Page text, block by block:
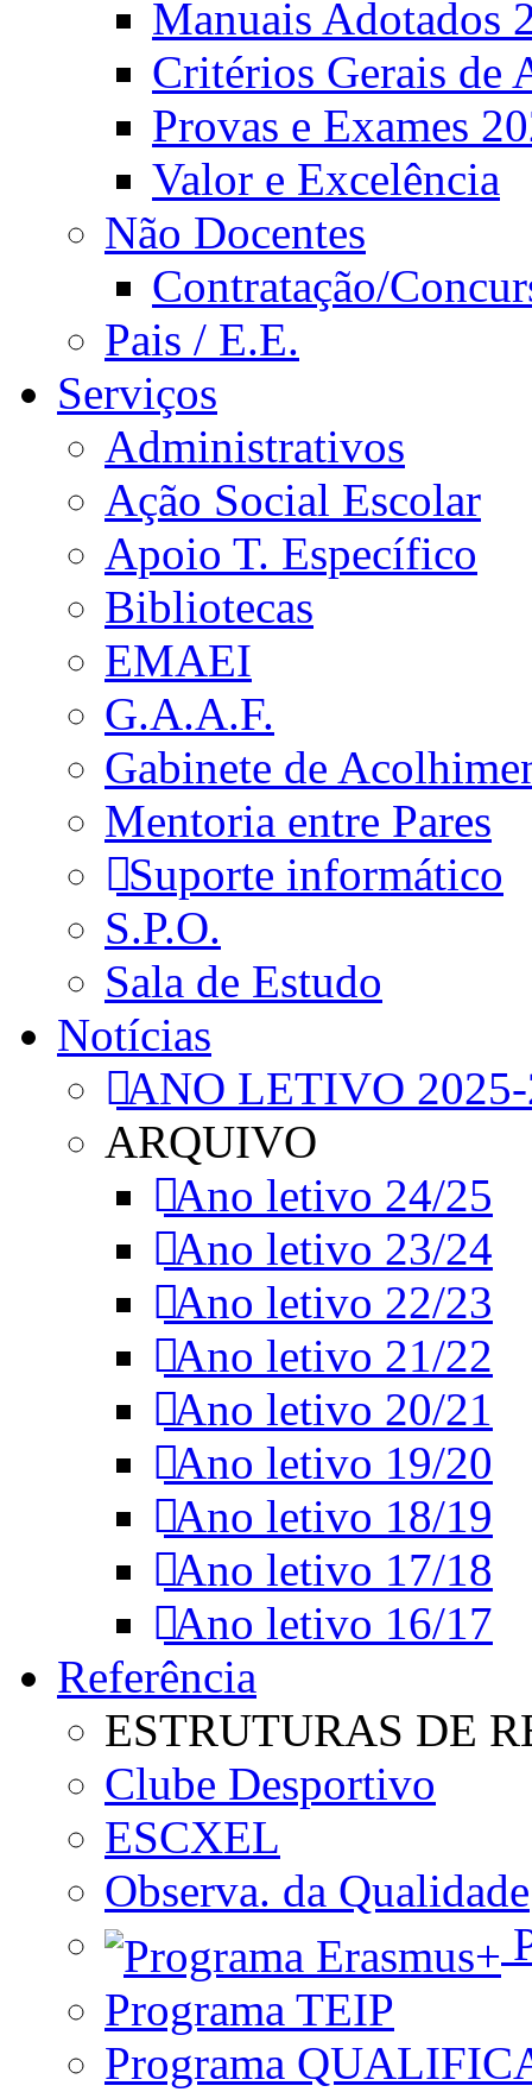
Manuais Adotados
Critérios Gerais de
Provas e Exames
Valor e Excelência
Não Docentes
Contratação/
Pais / E.E.
Serviços
Administrativos
Ação Social Escolar
Apoio T. Específico
Bibliotecas
EMAEI
G.A.A.F.
Gabinete de
Mentoria entre Pares
Suporte informático
S.P.O.
Sala de Estudo
Notícias
ANO LETIVO
ARQUIVO
Ano letivo 24/25
Ano letivo 23/24
Ano letivo 22/23
Ano letivo 21/22
Ano letivo 20/21
Ano letivo 19/20
Ano letivo 18/19
Ano letivo 17/18
Ano letivo 16/17
Referência
ESTRUTURAS DE
Clube Desportivo
ESCXEL
Observa. da Qualidade
Programa TEIP
Programa